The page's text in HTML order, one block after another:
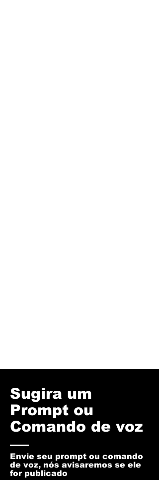
Sugira um
Prompt ou
Comando de voz
Envie seu prompt ou comando
de voz, nós avisaremos se ele
for publicado